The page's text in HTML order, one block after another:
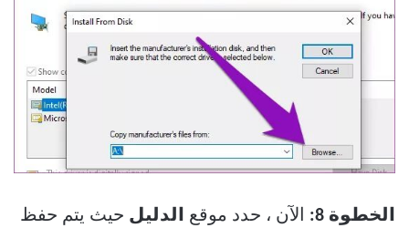
الخطوة 8: الآن ، حدد موقع الدليل حيث يتم حفظ